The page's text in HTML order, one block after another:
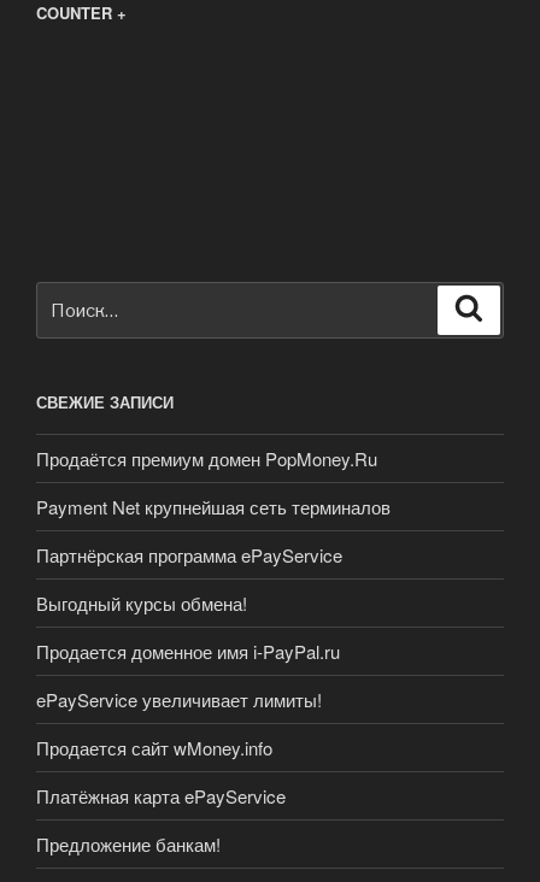
COUNTER +
СВЕЖИЕ ЗАПИСИ
Продаётся премиум домен PopMoney.Ru
Payment Net крупнейшая сеть терминалов
Партнёрская программа ePayService
Выгодный курсы обмена!
Продается доменное имя i-PayPal.ru
ePayService увеличивает лимиты!
Продается сайт wMoney.info
Платёжная карта ePayService
Предложение банкам!